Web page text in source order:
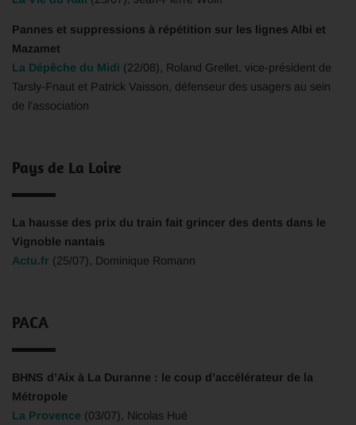
Pannes et suppressions à répétition sur les lignes Albi et
Mazamet
La Dépêche du Midi (22/08), Roland Grellet, vice-président de
Tarsly-Fnaut et Patrick Vaisson, défenseur des usagers au sein
de l’association
Pays de La Loire
La hausse des prix du train fait grincer des dents dans le
Vignoble nantais
Actu.fr (25/07), Dominique Romann
PACA
BHNS d’Aix à La Duranne : le coup d’accélérateur de la
Métropole
La Provence (03/07), Nicolas Hué